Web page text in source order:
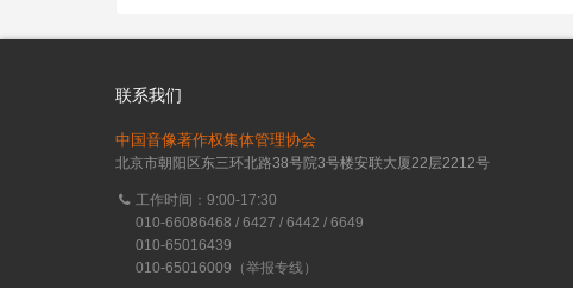
联系我们
中国音像著作权集体管理协会
北京市朝阳区东三环北路38号院3号楼安联大厦22层2212号
工作时间：9:00-17:30
010-66086468 / 6427 / 6442 / 6649
010-65016439
010-65016009（举报专线）